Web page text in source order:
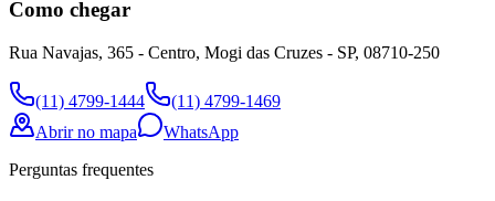
Como chegar
Rua Navajas, 365 - Centro, Mogi das Cruzes - SP, 08710-250
(11) 4799-1444
(11) 4799-1469
Abrir no mapa
WhatsApp
Perguntas frequentes